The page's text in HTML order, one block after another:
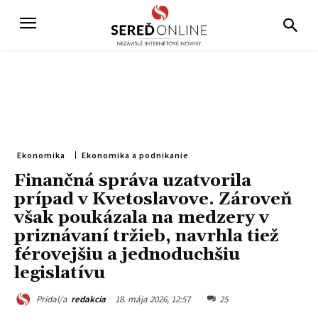
Ekonomika Ekonomika a podnikanie
Finančná správa uzatvorila
prípad v Kvetoslavove. Zároveň
však poukázala na medzery v
priznávaní tržieb, navrhla tiež
férovejšiu a jednoduchšiu
legislatívu
Pridal/a redakcia 18. mája 2026, 12:57 25